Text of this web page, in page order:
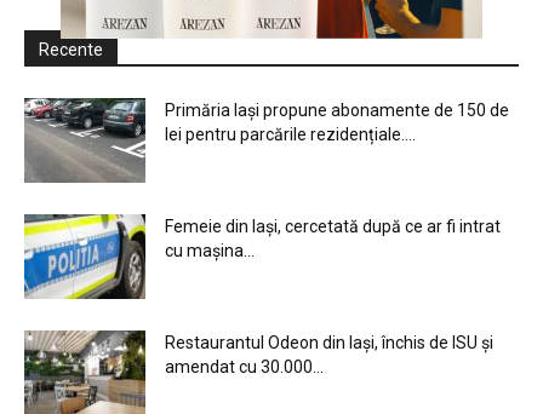
Recente
Primăria Iași propune abonamente de 150 de
lei pentru parcările rezidențiale....
Femeie din Iași, cercetată după ce ar fi intrat
cu mașina...
Restaurantul Odeon din Iași, închis de ISU și
amendat cu 30.000...